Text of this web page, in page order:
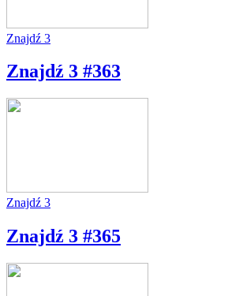
Znajdź 3
Znajdź 3 #363
Znajdź 3
Znajdź 3 #365